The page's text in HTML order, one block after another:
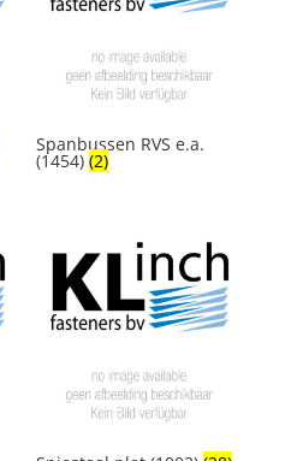
Spanbussen RVS e.a.
(1454)(2)